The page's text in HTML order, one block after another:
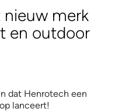
merk
en outdoor
dat Henrotech een
lanceert!